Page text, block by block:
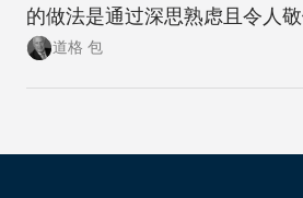
的做法是通过深思熟虑且令人
关各方的密切磋商，以及投入切
道格 包